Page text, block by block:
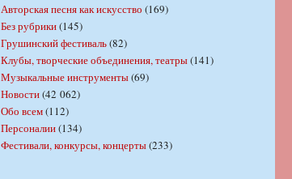
Авторская песня как искусство (169)
Без рубрики(145)
Грушинский фестиваль(82)
Клубы, творческие объединения, театры(141)
Музыкальные инструменты(69)
Новости(42 062)
Обо всем(112)
Персоналии(134)
Фестивали, конкурсы, концерты(233)